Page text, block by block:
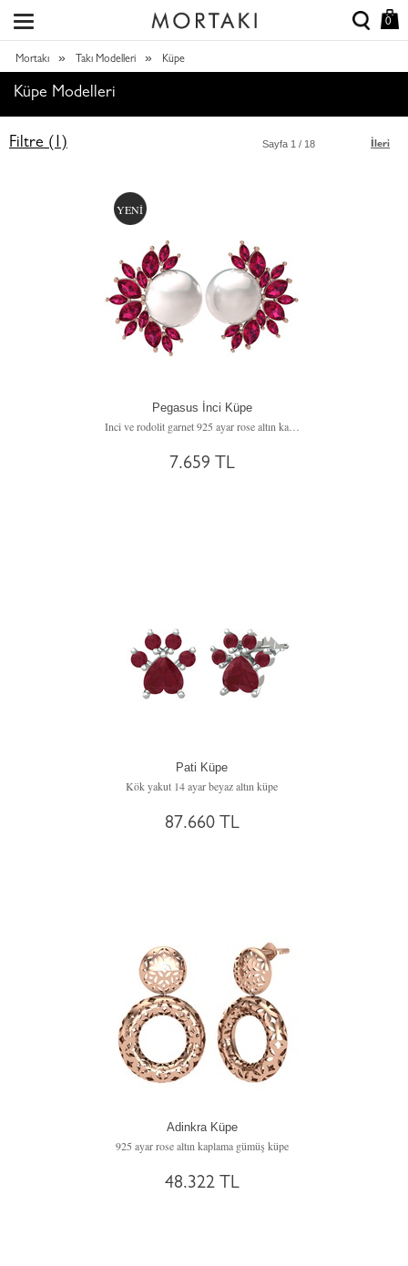
0
Mortakı » Takı Modelleri » Küpe
Küpe Modelleri
Filtre (1) İleri
Sayfa 1 / 18
YENİ
Pegasus İnci Küpe
Inci ve rodolit garnet 925 ayar rose altın kaplama gümüş küpe
7.659 TL
Pati Küpe
Kök yakut 14 ayar beyaz altın küpe
87.660 TL
Adinkra Küpe
925 ayar rose altın kaplama gümüş küpe
48.322 TL